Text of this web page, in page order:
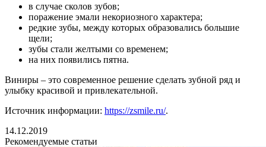
в случае сколов зубов;
поражение эмали некориозного характера;
редкие зубы, между которых образовались большие
щели;
зубы стали желтыми со временем;
на них появились пятна.
Виниры – это современное решение сделать зубной ряд и
улыбку красивой и привлекательной.
Источник информации: https://zsmile.ru/.
14.12.2019
Рекомендуемые статьи